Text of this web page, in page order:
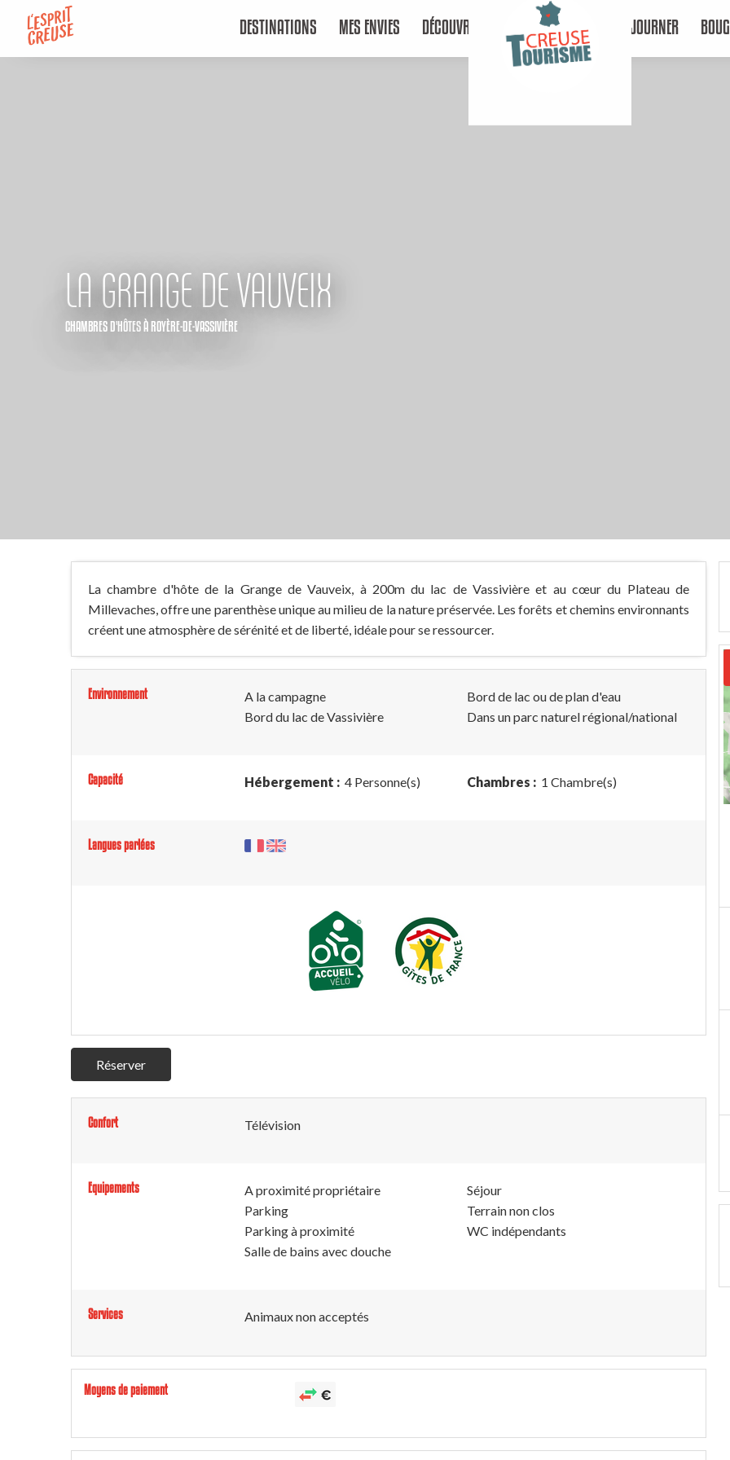
contenu
DESTINATIONS MES ENVIES DÉCOUVRIR SÉJOURNER
LA GRANGE DE VAUVEIX
CHAMBRES D'HÔTESÀ ROYÈRE-DE-VASSIVIÈRE
La chambre d'hôte de la Grange de Vauveix, à 200m du lac de Vassivière et au cœur du Plateau de
Millevaches, offre une parenthèse unique au milieu de la nature préservée. Les forêts et chemins environnants
créent une atmosphère de sérénité et de liberté, idéale pour se ressourcer.
Environnement A la campagne
Bord de lac ou de plan d'eau
Bord du lac de Vassivière
Dans un parc naturel régional/national
Capacité Hébergement : 4 Personne(s) Chambres : 1 Chambre(s)
Langues parlées
Réserver
Confort Télévision
Equipements
A proximité propriétaire
Parking
Parking à proximité
Salle de bains avec douche
Séjour
Terrain non clos
WC indépendants
Services Animaux non acceptés
Moyens de paiement